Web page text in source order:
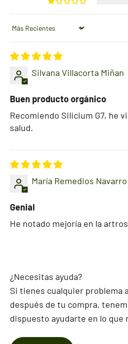
Sort by
Silvana Villacorta Miñan
Buen producto orgánico
Recomiendo Silicium G7, he
salud.
María Remedios
Genial
He notado mejoría en la
¿Necesitas ayuda?
Si tienes cualquier problema
después de tu compra,
dispuesto ayudarte en lo que